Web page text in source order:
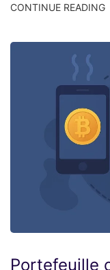
CONTINUE READING
Portefeuille